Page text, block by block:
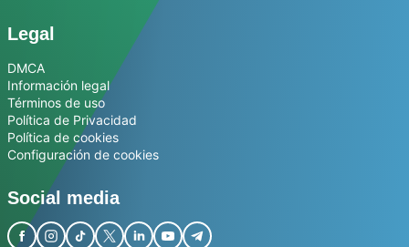
Legal
DMCA
Información legal
Términos de uso
Política de Privacidad
Política de cookies
Configuración de cookies
Social media